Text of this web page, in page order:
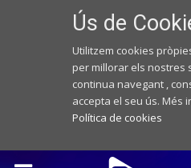
Ús de
Utilitzem cookies
per millorar els nostres
continua navegant ,
accepta el seu ús. Més
Política de cookies